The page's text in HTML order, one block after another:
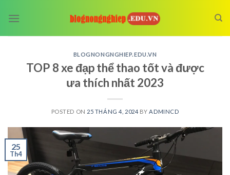
BLOGNONGNGHIEP.EDU.VN
TOP 8 xe đạp thể thao tốt và được
ưa thích nhất 2023
POSTED ON 25 THÁNG 4, 2024 BY ADMINCD
25
Th4